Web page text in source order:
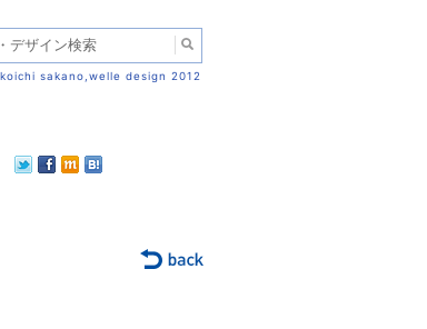
koichi sakano,welle design 2012